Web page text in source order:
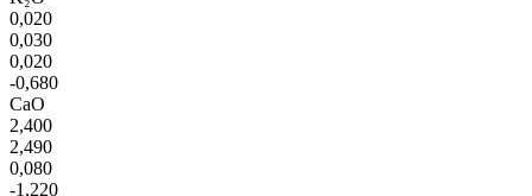
0,020
0,030
0,020
-0,680
CaO
2,400
2,490
0,080
-1,220